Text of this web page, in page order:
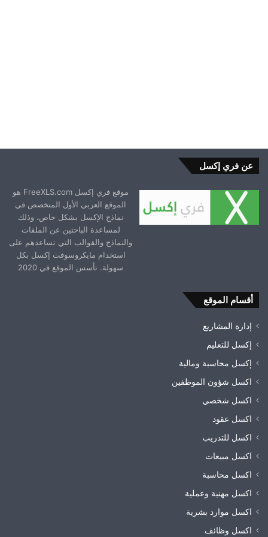
عن فري إكسل
موقع فري إكسل FreeXLS.com هو
الموقع العربي الأول المتخصص في
نماذج الإكسل بشكل خاص، وذلك
لمساعدة الباحثين عن الملفات
والنماذج والقوالب التي تساعدهم على
استخدام مايكروسوفت إكسل بكل
سهولة. تأسس الموقع في 2020
أقسام الموقع
إدارة المشاريع
إكسل للتعليم
إكسل محاسبة ومالية
اكسل شؤون الموظفين
اكسل شخصي
اكسل عقود
اكسل للتدريب
اكسل مبيعات
اكسل محاسبة
اكسل مهنية وعملية
اكسل موارد بشرية
اكسل وظائف